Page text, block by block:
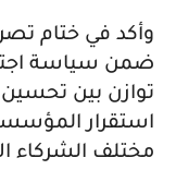
وأكد في ختام
ضمن سياسة
توازن بين
استقرار
مختلف الشركاء